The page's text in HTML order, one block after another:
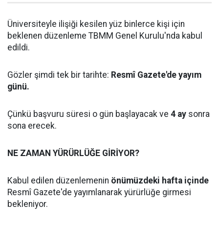
Üniversiteyle ilişiği kesilen yüz binlerce kişi için
beklenen düzenleme TBMM Genel Kurulu'nda kabul
edildi.
Gözler şimdi tek bir tarihte: Resmî Gazete'de yayım
günü.
Çünkü başvuru süresi o gün başlayacak ve 4 ay sonra
sona erecek.
NE ZAMAN YÜRÜRLÜĞE GİRİYOR?
Kabul edilen düzenlemenin önümüzdeki hafta içinde
Resmî Gazete'de yayımlanarak yürürlüğe girmesi
bekleniyor.